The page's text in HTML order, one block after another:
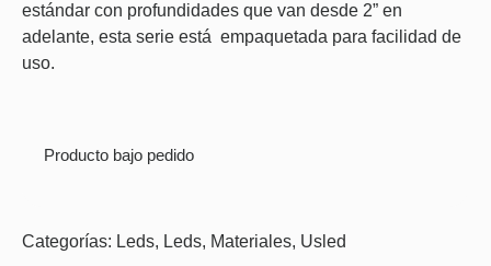
estándar con profundidades que van desde 2” en
adelante, esta serie está empaquetada para facilidad de
uso.
Producto bajo pedido
Categorías: Leds, Leds, Materiales, Usled